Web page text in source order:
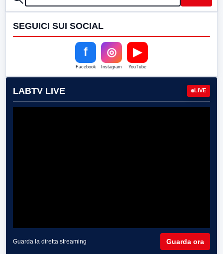
SEGUICI SUI SOCIAL
f
Facebook
◎
Instagram
▶
YouTube
LABTV LIVE LIVE
Guarda la diretta streaming Guarda ora